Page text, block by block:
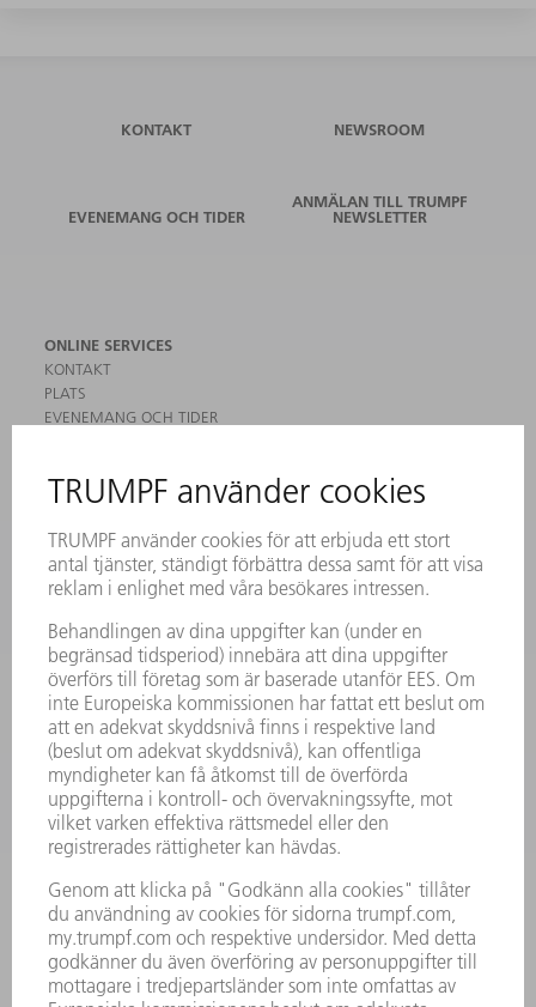
KONTAKT NEWSROOM
EVENEMANG OCH TIDER
ANMÄLAN TILL TRUMPF
NEWSLETTER
ONLINE SERVICES
KONTAKT
PLATS
EVENEMANG OCH TIDER
SÄKERHETSDATABLAD
MASKINER & SYSTEM
LASER
KRAFTELEKTRONIK
SMART FACTORY
MJUKVARA
SERVICES
TILLÄMPNINGAR
BRANSCHER
FÖRETAG
KARRIÄR
LEDIGA TJÄNSTER
FÖRETAGSPROFIL
STYRELSE
FÖRETAGSPRINCIPER
ÖVERENSSTÄMMELSE
RÅDGIVARSYSTEM
SECURITY
PRESSMEDDELANDEN